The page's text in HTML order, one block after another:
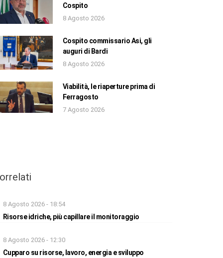
Cospito
8 Agosto 2026
Cospito commissario Asi, gli
auguri di Bardi
8 Agosto 2026
Viabilità, le riaperture prima di
Ferragosto
7 Agosto 2026
8 Agosto 2026 - 18:54
Risorse idriche, più capillare il monitoraggio
8 Agosto 2026 - 12:30
Cupparo su risorse, lavoro, energia e sviluppo